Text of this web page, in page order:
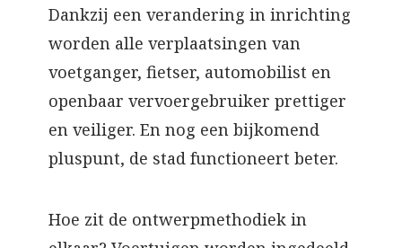
Dankzij een verandering in inrichting
worden alle verplaatsingen van
voetganger, fietser, automobilist en
openbaar vervoergebruiker prettiger
en veiliger. En nog een bijkomend
pluspunt, de stad functioneert beter.
Hoe zit de ontwerpmethodiek in